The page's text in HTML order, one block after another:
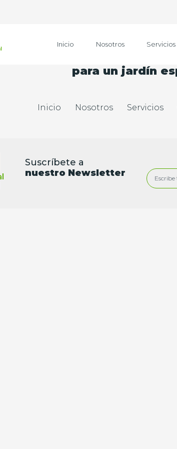
Inicio Nosotros Servicios
para un jardín
Inicio Nosotros Servicios
Suscríbete a
nuestro Newsletter